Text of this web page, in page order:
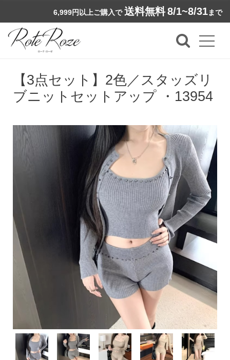
6,999円以上ご購入で 送料無料8/1~8/31まで
【3点セット】2色／スタッズリ
ブニットセットアップ ・13954